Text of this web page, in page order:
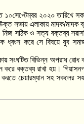
২০২০ তারিখে
সভায় এলাকায় মাদক/মাদক
সঠিক ও সত্য বক্তব্য
ধ্বংস করে সে বিষয়ে যুব
সংঘটিত বিভিন্ন অপরাধ
করে বক্তব্য রাখা হয়।
করতে চেয়ারম্যান সহ সকলের